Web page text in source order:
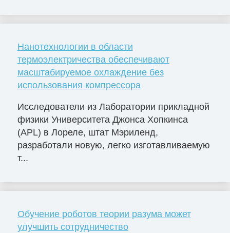
Нанотехнологии в области
термоэлектричества обеспечивают
масштабируемое охлаждение без
использования компрессора
Исследователи из Лаборатории прикладной
физики Университета Джонса Хопкинса
(APL) в Лореле, штат Мэриленд,
разработали новую, легко изготавливаемую
т...
Обучение роботов теории разума может
улучшить сотрудничество